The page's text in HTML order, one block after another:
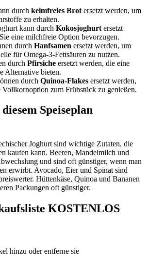
durch keimfreies Brot ersetzt werden, um
zu erhalten.
kann durch Kokosjoghurt ersetzt
eine milchfreie Option bevorzugen.
durch Hanfsamen ersetzt werden, um
für Omega-3-Fettsäuren zu nutzen.
durch Pfirsiche ersetzt werden, die eine
Alternative bieten.
durch Quinoa-Flakes ersetzt werden,
Vollkornoption zum Frühstück zu genießen.
Speiseplan
Joghurt sind wichtige Zutaten, die
kaufen kann. Beeren, Mandelmilch und
und sind oft günstiger, wenn man
erwirbt. Avocado, Eier und Spinat sind
Hüttenkäse, Quinoa und Bananen
Packungen oft günstiger.
KOSTENLOS
hinzu oder entferne sie